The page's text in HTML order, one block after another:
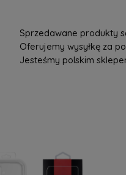
Sprzedawane produkty
Oferujemy wysyłkę za
Jesteśmy polskim